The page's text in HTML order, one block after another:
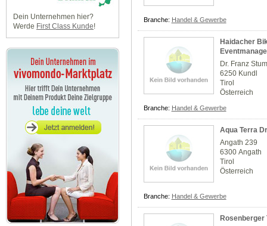
Dein Unternehmen hier?
Werde First Class Kunde!
Branche: Handel & Gewerbe
Haidacher
Dr. Franz
6250 Kundl
Tirol
Österreich
Branche: Handel & Gewerbe
Aqua Terra
Angath 239
6300 Angath
Tirol
Österreich
Branche: Handel & Gewerbe
Rosenberger